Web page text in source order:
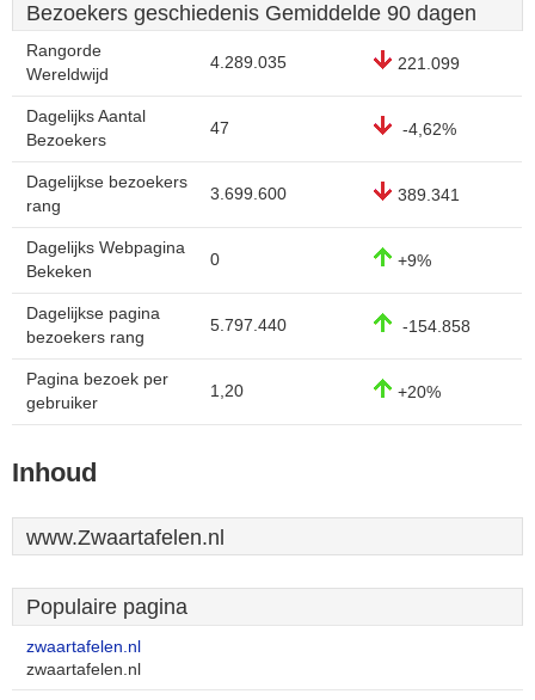
Bezoekers geschiedenis Gemiddelde 90 dagen
Rangorde
Wereldwijd
4.289.035 221.099
Dagelijks Aantal
Bezoekers
47 -4,62%
Dagelijkse bezoekers
rang
3.699.600 389.341
Dagelijks Webpagina
Bekeken
0 +9%
Dagelijkse pagina
bezoekers rang
5.797.440 -154.858
Pagina bezoek per
gebruiker
1,20 +20%
Inhoud
www.Zwaartafelen.nl
Populaire pagina
zwaartafelen.nl
zwaartafelen.nl